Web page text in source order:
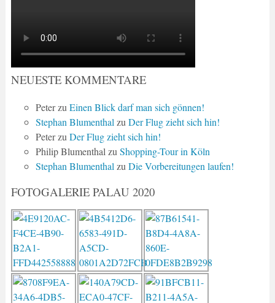
NEUESTE KOMMENTARE
Peterzu Einen Blick darf man sich gönnen!
Stephan Blumenthal zu Der Flug zieht sich hin!
Peterzu Der Flug zieht sich hin!
Philip Blumenthal zu Shopping-Tour in Köln
Stephan Blumenthal zu Die Vorbereitungen laufen!
FOTOGALERIE PALAU 2020